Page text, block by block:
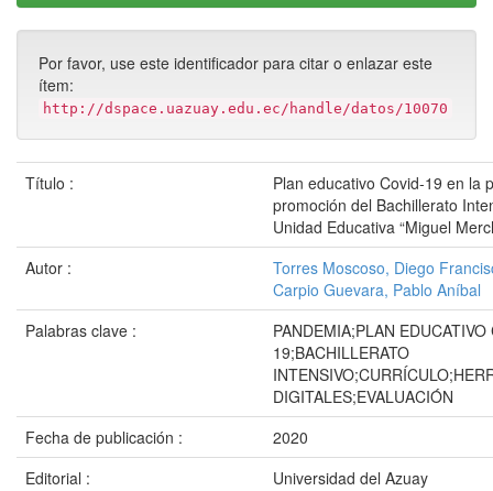
Por favor, use este identificador para citar o enlazar este
ítem:
http://dspace.uazuay.edu.ec/handle/datos/10070
Título :
Plan educativo Covid-19 en la
promoción del Bachillerato
Unidad Educativa “Miguel
Autor :
Torres Moscoso, Diego
Carpio Guevara, Pablo Aníbal
Palabras clave :
PANDEMIA;PLAN EDUCATIVO
19;BACHILLERATO
DIGITALES;EVALUACIÓN
Fecha de publicación :
2020
Editorial :
Universidad del Azuay